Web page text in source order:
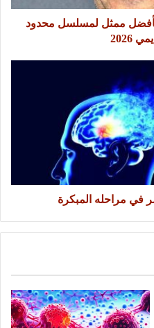
ممثل لمسلسل محدود
2026
في مراحله المبكرة